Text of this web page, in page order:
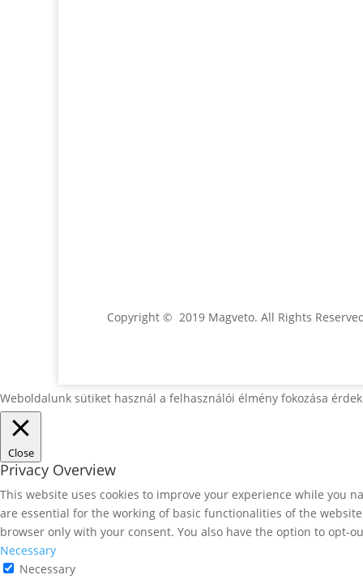
Copyright © 2019 Magveto. All Rights
Weboldalunk sütiket használ a felhasználói élmény fokozása
Close
Privacy Overview
This website uses cookies to improve your experience while you
are essential for the working of basic functionalities of the
browser only with your consent. You also have the option to opt-
Necessary
Necessary